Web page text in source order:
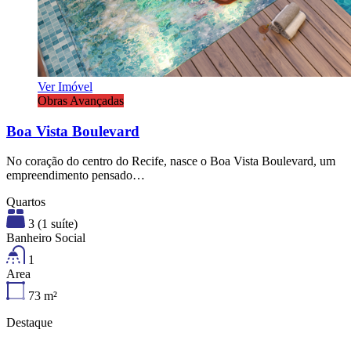
Ver Imóvel
Obras Avançadas
Boa Vista Boulevard
No coração do centro do Recife, nasce o Boa Vista Boulevard, um
empreendimento pensado…
Quartos
3 (1 suíte)
Banheiro Social
1
Area
73 m²
Destaque